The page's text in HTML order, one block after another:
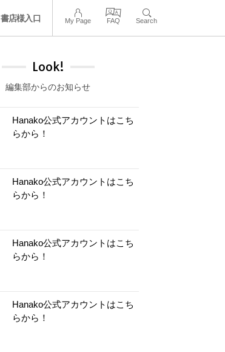
書店様入口 My Page FAQ Search
Look!
編集部からのお知らせ
Hanako公式アカウントはこち
らから！
Hanako公式アカウントはこち
らから！
Hanako公式アカウントはこち
らから！
Hanako公式アカウントはこち
らから！